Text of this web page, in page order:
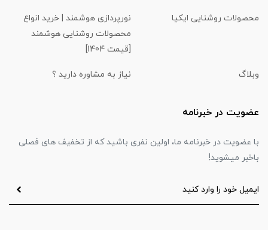
محصولات روشنایی ایکیا
نورپردازی هوشمند | خرید انواع
محصولات روشنایی هوشمند
[قیمت 1404]
وبلاگ نیاز به مشاوره دارید ؟
عضویت در خبرنامه
با عضویت در خبرنامه ما، اولین نفری باشید که از تخفیف های فصلی
باخبر میشوید!